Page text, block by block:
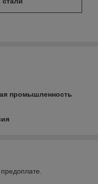
промышленность